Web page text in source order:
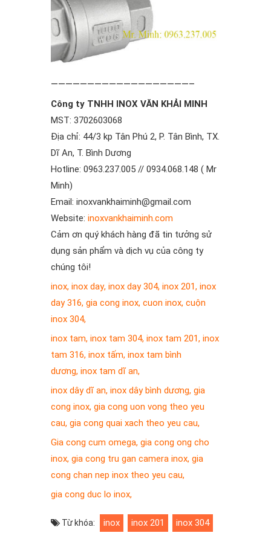
———————————————————–
Công ty TNHH INOX VĂN KHẢI MINH
MST: 3702603068
Địa chỉ: 44/3 kp Tân Phú 2, P. Tân Bình, TX.
Dĩ An, T. Bình Dương
Hotline: 0963.237.005 // 0934.068.148 ( Mr
Minh)
Email: inoxvankhaiminh@gmail.com
Website: inoxvankhaiminh.com
Cảm ơn quý khách hàng đã tin tưởng sử
dụng sản phẩm và dịch vụ của công ty
chúng tôi!
inox, inox day, inox day 304, inox 201, inox
day 316, gia cong inox, cuon inox, cuộn
inox 304,
inox tam, inox tam 304, inox tam 201, inox
tam 316, inox tấm, inox tam bình
dương, inox tam dĩ an,
inox dây dĩ an, inox dây bình dương, gia
cong inox, gia cong uon vong theo yeu
cau, gia cong quai xach theo yeu cau,
Gia cong cum omega, gia cong ong cho
inox, gia cong tru gan camera inox, gia
cong chan nep inox theo yeu cau,
gia cong duc lo inox,
Từ khóa: inox inox 201
inox 304